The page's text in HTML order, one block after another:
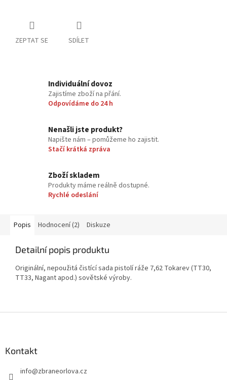
ZEPTAT SE SDÍLET
Individuální dovoz
Zajistíme zboží na přání.
Odpovídáme do 24 h
Nenašli jste produkt?
Napište nám – pomůžeme ho zajistit.
Stačí krátká zpráva
Zboží skladem
Produkty máme reálně dostupné.
Rychlé odeslání
Popis Hodnocení (2) Diskuze
Detailní popis produktu
Originální, nepoužitá čistící sada pistolí ráže 7,62 Tokarev (TT30,
TT33, Nagant apod.) sovětské výroby.
Kontakt
info@zbraneorlova.cz